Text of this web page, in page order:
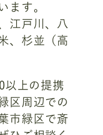
ます。
江戸川、八
、杉並（高
以上の提携
区周辺での
市緑区で斎